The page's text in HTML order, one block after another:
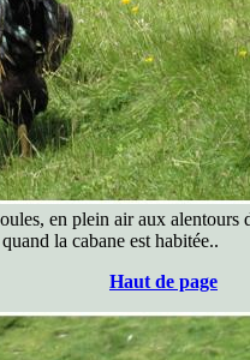
en plein air aux
la cabane est habitée..
Haut de page